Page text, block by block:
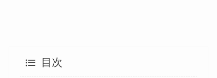
目次